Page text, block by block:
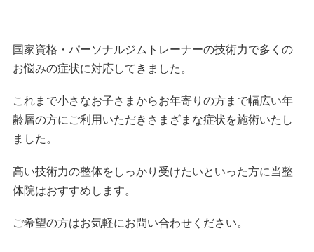
国家資格・パーソナルジムトレーナーの技術力で多くの
お悩みの症状に対応してきました。
これまで小さなお子さまからお年寄りの方まで幅広い年
齢層の方にご利用いただきさまざまな症状を施術いたし
ました。
高い技術力の整体をしっかり受けたいといった方に当整
体院はおすすめします。
ご希望の方はお気軽にお問い合わせください。